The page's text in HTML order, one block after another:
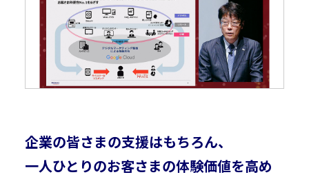
企業の皆さまの支援はもちろん、
一人ひとりのお客さまの体験価値を高め